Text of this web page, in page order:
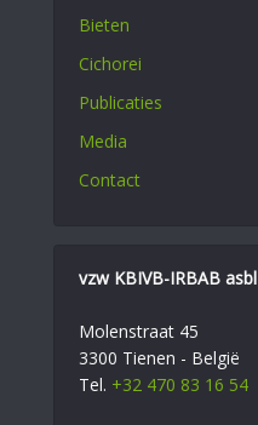
Bieten
Cichorei
Publicaties
Media
Contact
vzw KBIVB-IRBAB asbl
Molenstraat 45
3300 Tienen - België
Tel. +32 470 83 16 54